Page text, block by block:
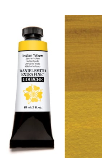
Các sản phẩm
Sự kiện
Blog
Tài nguyên
Tìm một nhà bán lẻ